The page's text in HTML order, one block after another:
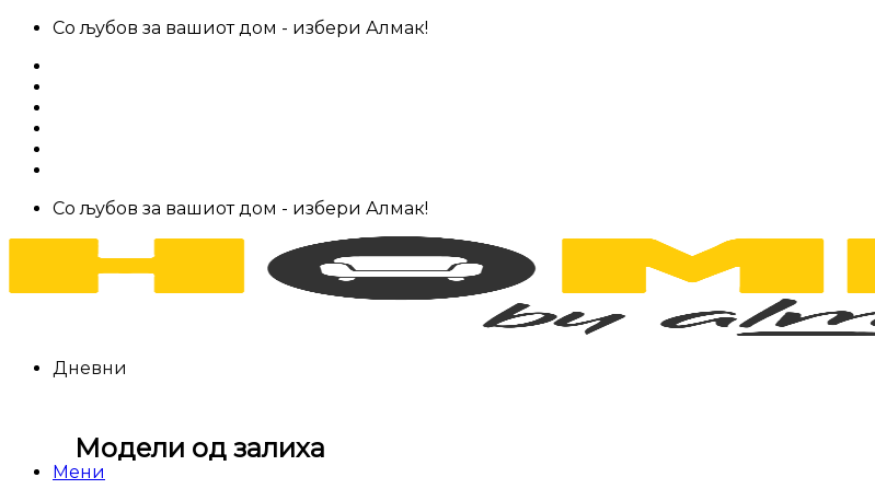
Skip
content
Со љубов за вашиот дом - избери Алмак!
Со љубов за вашиот дом - избери Алмак!
Мени
Дневни
Модели од залиха